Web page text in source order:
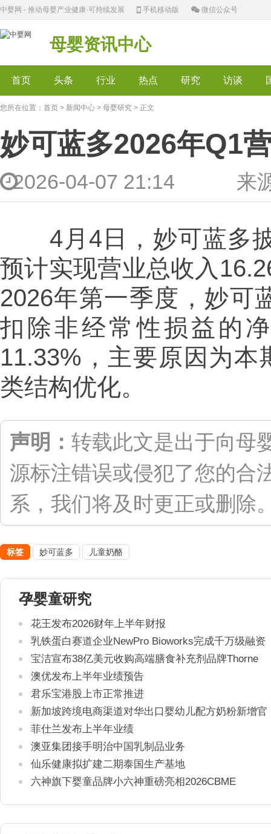
中婴网 - 推动母婴产业健康·可持续发展 手机移动版 微信公众号
母婴资讯中心
首页 头条 行业 热点 研究 访谈
您所在位置： 首页 > 新闻中心 > 母婴研究 > 正文
妙可蓝多2026年Q1
2026-04-07 21:14 来源
4月4日，妙可蓝多披
预计实现营业总收入
2026年第一季度，妙可
扣除非经常性损益的
11.33%，主要原因为
类结构优化。
声明： 转载此文是出于向母
源标注错误或侵犯了您的合
系，我们将及时更正或删除
标签 妙可蓝多 儿童奶酪
孕婴童研究
花王发布2026财年上半年财报
乳铁蛋白赛道企业NewPro Bioworks完成千万级融资
宝洁宣布38亿美元收购高端膳食补充剂品牌Thorne
澳优发布上半年业绩预告
君乐宝港股上市正常推进
新加坡跨境电商渠道对华出口婴幼儿配方奶粉新增官
方健康证书通关要求
菲仕兰发布上半年业绩
澳亚集团接手明治中国乳制品业务
仙乐健康拟扩建二期泰国生产基地
六神旗下婴童品牌小六神重磅亮相2026CBME